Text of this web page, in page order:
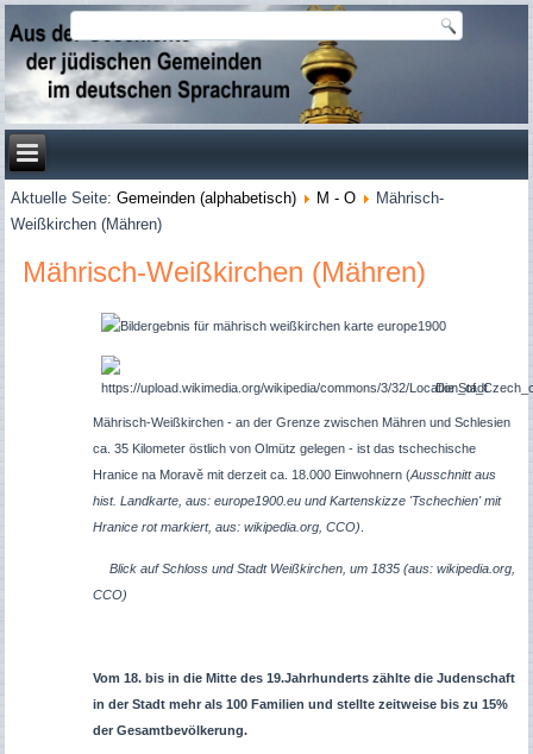
Aktuelle Seite:Gemeinden (alphabetisch) M - O
Mährisch-
Weißkirchen (Mähren)
Mährisch-Weißkirchen (Mähren)
Die Stadt
Mährisch-Weißkirchen - an der Grenze zwischen Mähren und Schlesien
ca. 35 Kilometer östlich von Olmütz gelegen - ist das tschechische
Hranice na Moravě mit derzeit ca. 18.000 Einwohnern (Ausschnitt aus
hist. Landkarte, aus: europe1900.eu und Kartenskizze 'Tschechien' mit
Hranice rot markiert, aus: wikipedia.org, CCO)
Blick auf Schloss und Stadt Weißkirchen, um 1835 (aus: wikipedia.org,
CCO)
Vom 18. bis in die Mitte des 19.Jahrhunderts zählte die Judenschaft
in der Stadt mehr als 100 Familien und stellte zeitweise bis zu 15%
der Gesamtbevölkerung.